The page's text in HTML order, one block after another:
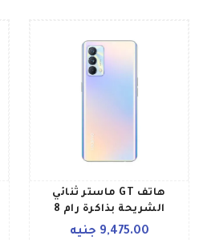
هاتف GT ماستر ثنائي
الشريحة بذاكرة رام 8
9,475.00 جنيه